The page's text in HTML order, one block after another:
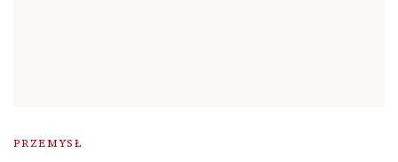
PRZEMYSŁ